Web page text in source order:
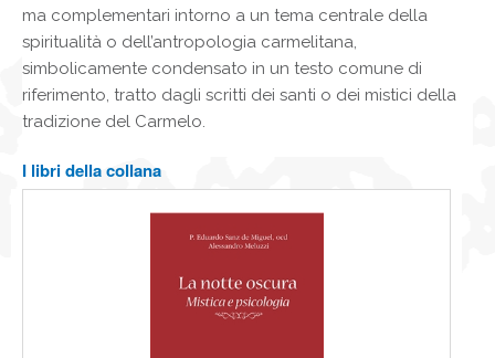
ma complementari intorno a un tema centrale della
spiritualità o dell’antropologia carmelitana,
simbolicamente condensato in un testo comune di
riferimento, tratto dagli scritti dei santi o dei mistici della
tradizione del Carmelo.
I libri della collana